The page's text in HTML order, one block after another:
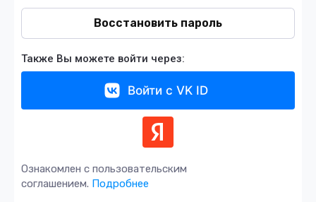
Восстановить пароль
Также Вы можете войти через:
Войти с VK ID
Ознакомлен с пользовательским
соглашением. Подробнее